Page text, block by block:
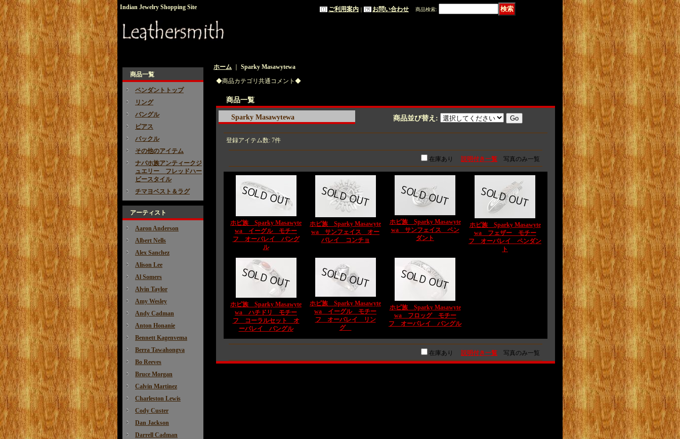
Indian Jewelry Shopping Site ご利用案内 ｜ お問い合わせ 商品検索:
商品一覧
ペンダントトップ
リング
バングル
ピアス
バックル
その他のアイテム
ナバホ族アンティークジ
ュエリー フレッドハー
ビースタイル
チマヨベスト＆ラグ
アーティスト
Aaron Anderson
Albert Nells
Alex Sanchez
Alison Lee
Al Somers
Alvin Taylor
Amy Wesley
Andy Cadman
Anton Honanie
Bennett Kagenvema
Berra Tawahongva
Bo Reeves
Bruce Morgan
Calvin Martinez
Charleston Lewis
Cody Custer
Dan Jackson
Darrell Cadman
ホーム
Sparky Masawytewa
◆商品カテゴリ共通コメント◆
商品一覧
Sparky Masawytewa 商品並び替え :
登録アイテム数: 7件
在庫あり 説明付き一覧 写真のみ一覧
ホピ族 Sparky Masawyte
wa イーグル モチー
フ オーバレイ バング
ル
ホピ族 Sparky Masawyte
wa サンフェイス オー
バレイ コンチョ
ホピ族 Sparky Masawyte
wa サンフェイス ペン
ダント
ホピ族 Sparky Masawyte
wa フェザー モチー
フ オーバレイ ペンダン
ト
ホピ族 Sparky Masawyte
wa ハチドリ モチー
フ コーラルセット オ
ーバレイ バングル
ホピ族 Sparky Masawyte
wa イーグル モチー
フ オーバレイ リン
グ
ホピ族 Sparky Masawyte
wa フロッグ モチー
フ オーバレイ バングル
在庫あり 説明付き一覧 写真のみ一覧